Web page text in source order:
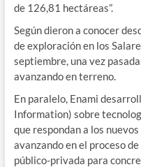
de 126,81 hectáreas”.
Según dieron a conocer
de exploración en los
septiembre, una vez
avanzando en terreno.
En paralelo, Enami
Information) sobre
que respondan a los
avanzando en el proceso
público-privada para